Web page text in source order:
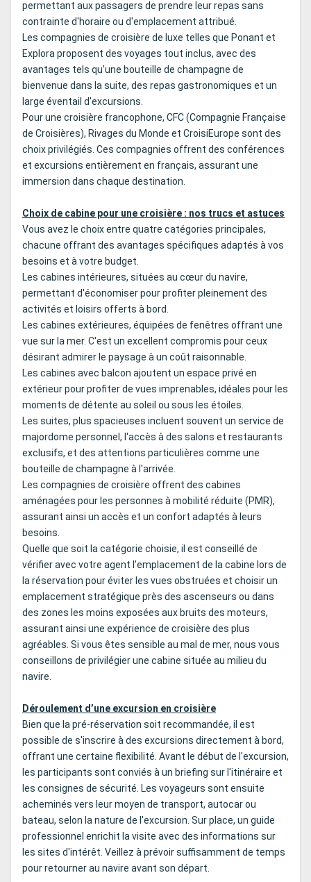
permettant aux passagers de prendre leur repas sans
contrainte d'horaire ou d'emplacement attribué.
Les compagnies de croisière de luxe telles que Ponant et
Explora proposent des voyages tout inclus, avec des
avantages tels qu'une bouteille de champagne de
bienvenue dans la suite, des repas gastronomiques et un
large éventail d'excursions.
Pour une croisière francophone, CFC (Compagnie Française
de Croisières), Rivages du Monde et CroisiEurope sont des
choix privilégiés. Ces compagnies offrent des conférences
et excursions entièrement en français, assurant une
immersion dans chaque destination.
Choix de cabine pour une croisière : nos trucs et astuces
Vous avez le choix entre quatre catégories principales,
chacune offrant des avantages spécifiques adaptés à vos
besoins et à votre budget.
Les cabines intérieures, situées au cœur du navire,
permettant d'économiser pour profiter pleinement des
activités et loisirs offerts à bord.
Les cabines extérieures, équipées de fenêtres offrant une
vue sur la mer. C'est un excellent compromis pour ceux
désirant admirer le paysage à un coût raisonnable.
Les cabines avec balcon ajoutent un espace privé en
extérieur pour profiter de vues imprenables, idéales pour les
moments de détente au soleil ou sous les étoiles.
Les suites, plus spacieuses incluent souvent un service de
majordome personnel, l'accès à des salons et restaurants
exclusifs, et des attentions particulières comme une
bouteille de champagne à l'arrivée.
Les compagnies de croisière offrent des cabines
aménagées pour les personnes à mobilité réduite (PMR),
assurant ainsi un accès et un confort adaptés à leurs
besoins.
Quelle que soit la catégorie choisie, il est conseillé de
vérifier avec votre agent l'emplacement de la cabine lors de
la réservation pour éviter les vues obstruées et choisir un
emplacement stratégique près des ascenseurs ou dans
des zones les moins exposées aux bruits des moteurs,
assurant ainsi une expérience de croisière des plus
agréables. Si vous êtes sensible au mal de mer, nous vous
conseillons de privilégier une cabine située au milieu du
navire.
Déroulement d’une excursion en croisière
Bien que la pré-réservation soit recommandée, il est
possible de s'inscrire à des excursions directement à bord,
offrant une certaine flexibilité. Avant le début de l'excursion,
les participants sont conviés à un briefing sur l'itinéraire et
les consignes de sécurité. Les voyageurs sont ensuite
acheminés vers leur moyen de transport, autocar ou
bateau, selon la nature de l'excursion. Sur place, un guide
professionnel enrichit la visite avec des informations sur
les sites d'intérêt. Veillez à prévoir suffisamment de temps
pour retourner au navire avant son départ.